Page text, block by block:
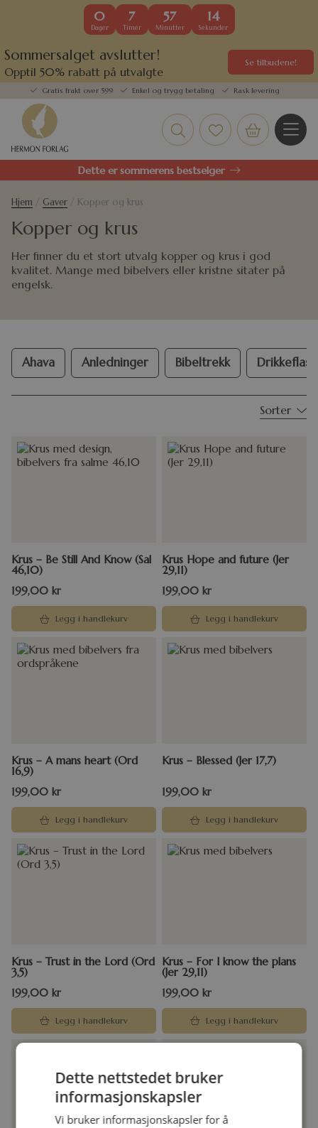
0
Dager
7
Timer
57
Minutter
14
Sekunder
Sommersalget avslutter!
Opptil 50% rabatt på utvalgte
kundefavoritter
Se tilbudene!
Gratis frakt over 599 Enkel og trygg betaling Rask levering
Dette er sommerens bestselger
Hjem / Gaver / Kopper og krus
Kopper og krus
Her finner du et stort utvalg kopper og krus i god
kvalitet. Mange med bibelvers eller kristne sitater på
engelsk.
Ahava Anledninger Bibeltrekk
Sorter
Krus – Be Still And Know (Sal
46,10)
199,00 kr
Legg i handlekurv
Krus Hope and future (Jer
29,11)
199,00 kr
Legg i handlekurv
Krus – A mans heart (Ord
16,9)
199,00 kr
Legg i handlekurv
Krus – Blessed (Jer 17,7)
199,00 kr
Legg i handlekurv
Krus – Trust in the Lord (Ord
3,5)
199,00 kr
Legg i handlekurv
Krus – For I know the plans
(Jer 29,11)
199,00 kr
Legg i handlekurv
Dette nettstedet bruker
informasjonskapsler
Vi bruker informasjonskapsler for å